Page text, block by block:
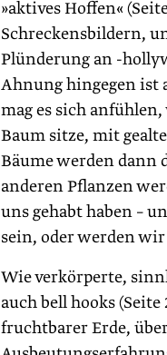
»aktives Hoffen«
Schreckensbildern,
Plünderung an -
Ahnung hingegen ist
mag es sich
Baum sitze, mit
Bäume werden dann
anderen Pflanzen
uns gehabt haben –
sein, oder werden
Wie verkörperte,
auch bell hooks
fruchtbarer Erde,